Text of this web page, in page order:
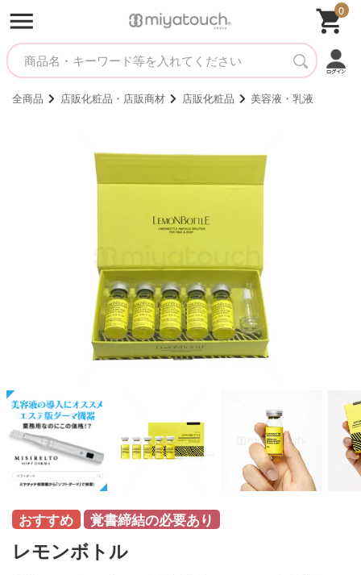
0
全商品 店販化粧品・店販商材 店販化粧品 美容液・乳液
覚書締結の必要あり
レモンボトル